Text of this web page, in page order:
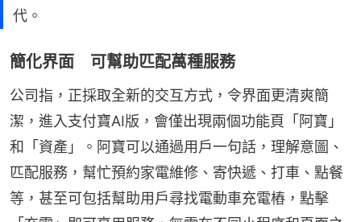
代。
簡化界面 可幫助匹配萬種服務
公司指，正採取全新的交互方式，令界面更清爽簡
潔，進入支付寶AI版，會僅出現兩個功能頁「阿寶」
和「資產」。阿寶可以通過用戶一句話，理解意圖、
匹配服務，幫忙預約家電維修、寄快遞、打車、點餐
等，甚至可包括幫助用戶尋找電動車充電樁，點擊